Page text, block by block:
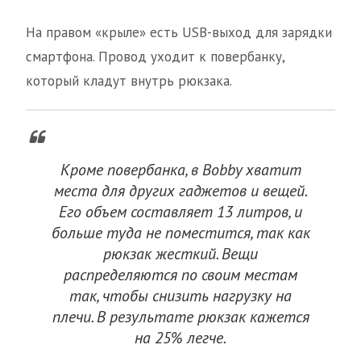
На правом «крыле» есть USB-выход для зарядки
смартфона. Провод уходит к повербанку,
который кладут внутрь рюкзака.
Кроме повербанка, в Bobby хватит
места для других гаджетов и вещей.
Его объем составляет 13 литров, и
больше туда не поместится, так как
рюкзак жесткий. Вещи
распределяются по своим местам
так, чтобы снизить нагрузку на
плечи. В результате рюкзак кажется
на 25% легче.